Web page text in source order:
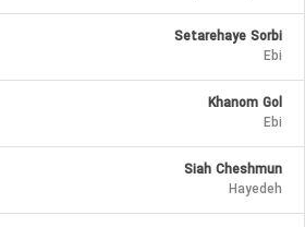
Setarehaye Sorbi
Ebi
Khanom Gol
Ebi
Siah Cheshmun
Hayedeh